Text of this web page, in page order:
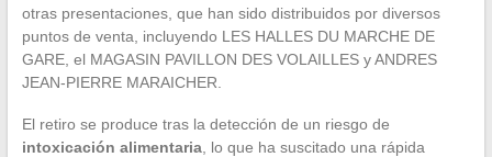
otras presentaciones, que han sido distribuidos por diversos
puntos de venta, incluyendo LES HALLES DU MARCHE DE
GARE, el MAGASIN PAVILLON DES VOLAILLES y ANDRES
JEAN-PIERRE MARAICHER.
El retiro se produce tras la detección de un riesgo de
intoxicación alimentaria, lo que ha suscitado una rápida